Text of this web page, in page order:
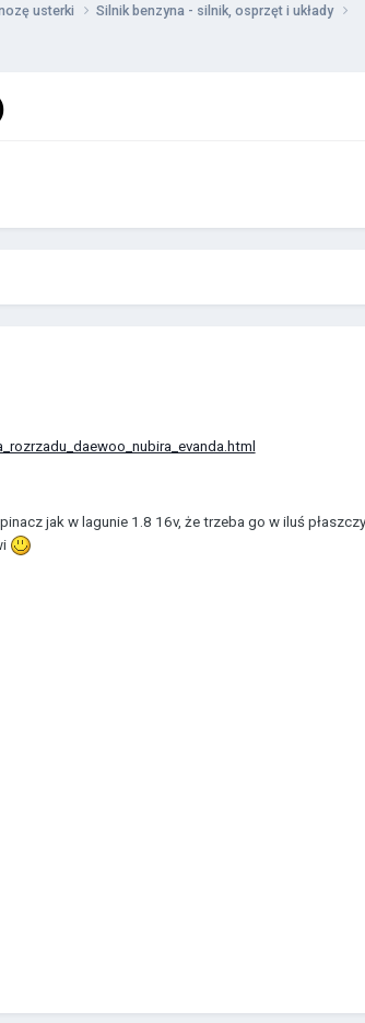
usterki
Silnik benzyna - silnik, osprzęt i układy
jak w lagunie 1.8 16v, że trzeba go w iluś